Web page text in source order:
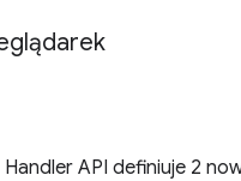
API definiuje 2